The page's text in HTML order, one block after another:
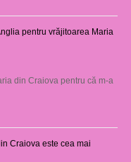
pentru vrăjitoarea Maria
din Craiova pentru că m-a
Craiova este cea mai